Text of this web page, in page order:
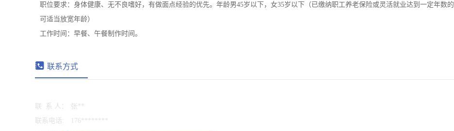
职位要求：身体健康、无不良嗜好，有做面点经验的优先。年龄男45岁以下，女35岁以下（已缴纳职工养老保险或灵活就业达到一定年数的
可适当放宽年龄）
工作时间：早餐、午餐制作时间。
联系方式
联 系 人：
张**
联系电话:
176********